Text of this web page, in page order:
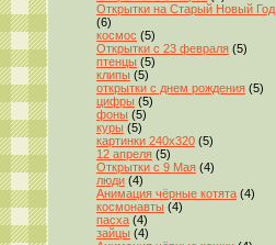
Открытки на Старый Новый Год
(6)
космос (5)
Открытки с 23 февраля (5)
птенцы (5)
клипы (5)
открытки с днем рождения (5)
цифры (5)
фоны (5)
куры (5)
картинки 240x320 (5)
12 апреля (5)
Открытки с 9 Мая (4)
люди (4)
Анимация чёрные котята (4)
космонавты (4)
пасха (4)
зайцы (4)